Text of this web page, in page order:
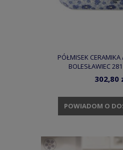
PÓŁMISEK CERAMIKA
BOLESŁAWIEC
302,80
POWIADOM O